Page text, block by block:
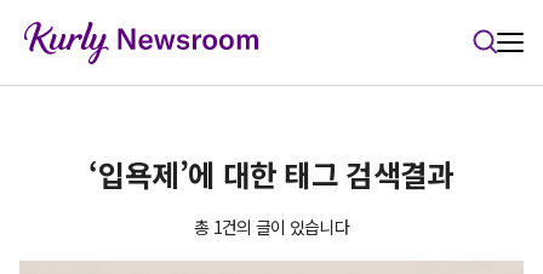
‘입욕제’에 대한 태그 검색결과
총 1건의 글이 있습니다